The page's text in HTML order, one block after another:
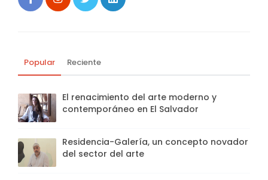
Popular Reciente
El renacimiento del arte moderno y
contemporáneo en El Salvador
Residencia-Galería, un concepto novador
del sector del arte